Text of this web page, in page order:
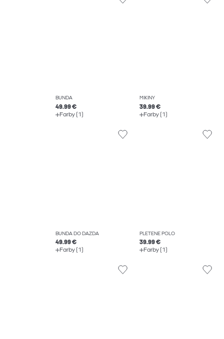
BUNDA
49.99 €
Farby (1)
MIKINY
39.99 €
Farby (1)
BUNDA DO DAŽĎA
49.99 €
Farby (1)
PLETENÉ POLO
39.99 €
Farby (1)